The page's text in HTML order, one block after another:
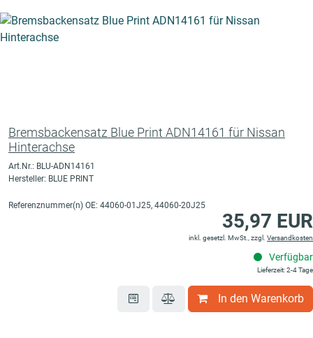
Bremsbackensatz Blue Print ADN14161 für Nissan
Hinterachse
Art.Nr.: BLU-ADN14161
Hersteller: BLUE PRINT
Referenznummer(n) OE: 44060-01J25, 44060-20J25
35,97 EUR
inkl. gesetzl. MwSt., zzgl. Versandkosten
Verfügbar
Lieferzeit: 2-4 Tage
In den Warenkorb